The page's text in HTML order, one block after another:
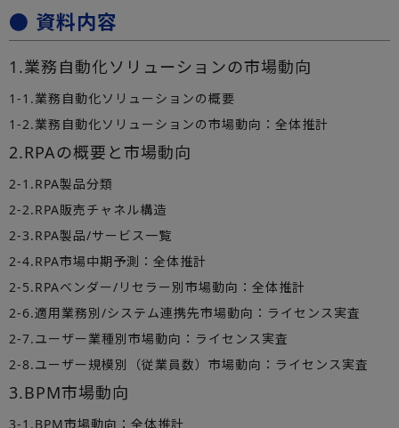
● 資料内容
1.業務自動化ソリューションの市場動向
1-1.業務自動化ソリューションの概要
1-2.業務自動化ソリューションの市場動向：全体推計
2.RPAの概要と市場動向
2-1.RPA製品分類
2-2.RPA販売チャネル構造
2-3.RPA製品/サービス一覧
2-4.RPA市場中期予測：全体推計
2-5.RPAベンダー/リセラー別市場動向：全体推計
2-6.適用業務別/システム連携先市場動向：ライセンス実査
2-7.ユーザー業種別市場動向：ライセンス実査
2-8.ユーザー規模別（従業員数）市場動向：ライセンス実査
3.BPM市場動向
3-1.BPM市場動向：全体推計